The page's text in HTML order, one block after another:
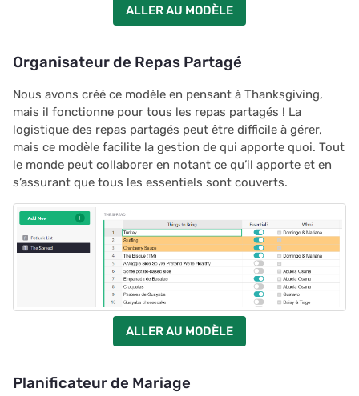
ALLER AU MODÈLE
Organisateur de Repas Partagé
Nous avons créé ce modèle en pensant à Thanksgiving,
mais il fonctionne pour tous les repas partagés ! La
logistique des repas partagés peut être difficile à gérer,
mais ce modèle facilite la gestion de qui apporte quoi. Tout
le monde peut collaborer en notant ce qu’il apporte et en
s’assurant que tous les essentiels sont couverts.
ALLER AU MODÈLE
Planificateur de Mariage